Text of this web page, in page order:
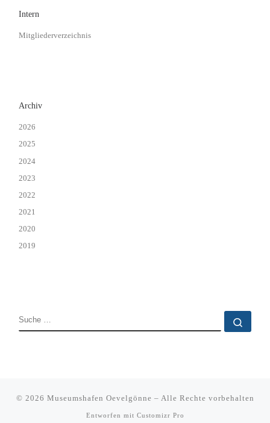
Intern
Mitgliederverzeichnis
Archiv
2026
2025
2024
2023
2022
2021
2020
2019
SUCHE
© 2026 Museumshafen Oevelgönne – Alle Rechte vorbehalten
Entworfen mit Customizr Pro